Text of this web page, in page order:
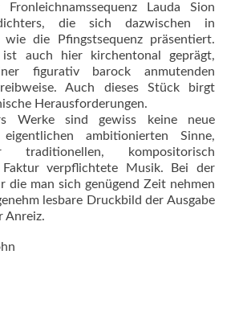
Lauda Sion
die sich dazwischen in
die Pfingstsequenz präsentiert.
ist auch hier kirchentonal geprägt,
figurativ barock anmutenden
Auch dieses Stück birgt
Herausforderungen.
Werke sind gewiss keine neue
ambitionierten Sinne,
traditionellen, kompositorisch
Faktur verpflichtete Musik. Bei der
die man sich genügend Zeit nehmen
lesbare Druckbild der Ausgabe
Anreiz.